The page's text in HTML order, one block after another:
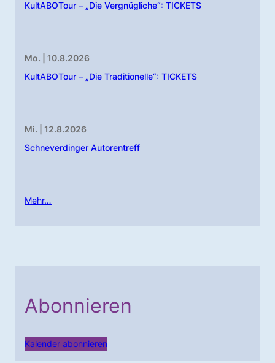
KultABOTour – „Die Vergnügliche“: TICKETS
Mo. | 10.8.2026
KultABOTour – „Die Traditionelle“: TICKETS
Mi. | 12.8.2026
Schneverdinger Autorentreff
Mehr…
Abonnieren
Kalender abonnieren